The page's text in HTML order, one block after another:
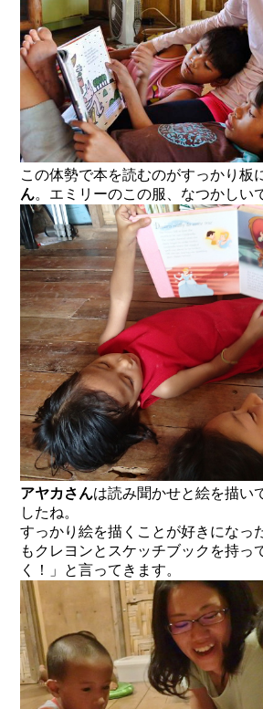
この体勢で本を読むのがすっかり板
ん。エミリーのこの服、なつかしい
アヤカさんは読み聞かせと絵を描い
したね。
すっかり絵を描くことが好きになっ
もクレヨンとスケッチブックを持っ
く！」と言ってきます。